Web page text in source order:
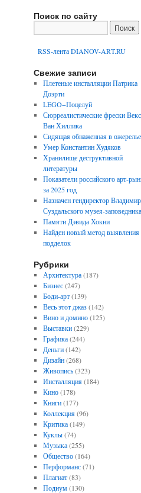
Поиск по сайту
RSS-лента DIANOV-ART.RU
Свежие записи
Плетеные инсталляции Патрика
Доэрти
LEGO−Поцелуй
Сюрреалистические фрески
Ван Хиллика
Сидящая обнаженная в ожерелье
Умер Константин Худяков
Хранилище деструктивной
литературы
Показатели российского арт-
за 2025 год
Назначен гендиректор
Суздальского музея-заповедника
Памяти Дэвида Хокни
Найден новый метод выявления
подделок
Рубрики
Архитектура(187)
Бизнес(247)
Боди-арт(139)
Весь этот джаз(142)
Вино и домино(125)
Выставки(229)
Графика(244)
Деньги(142)
Дизайн(268)
Живопись(323)
Инсталляция(184)
Кино(178)
Книги(177)
Коллекция(96)
Критика(149)
Куклы(74)
Музыка(255)
Общество(164)
Перформанс(71)
Плагиат(83)
Подиум(130)